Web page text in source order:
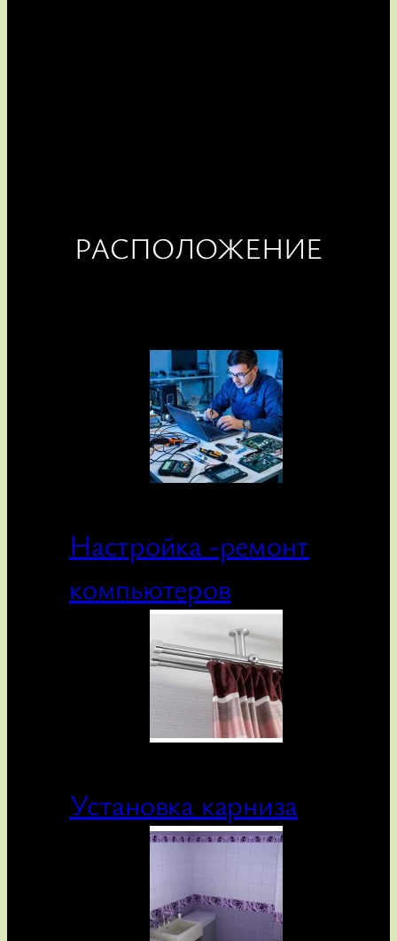
РАСПОЛОЖЕНИЕ
Настройка -ремонт
компьютеров
Установка карниза